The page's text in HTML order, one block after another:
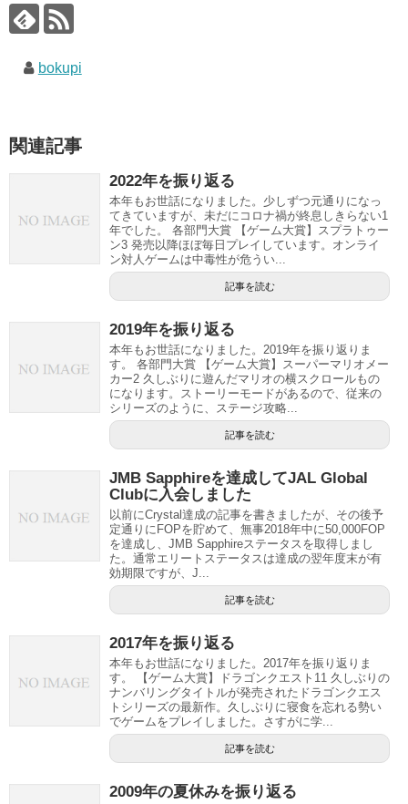
bokupi
関連記事
2022年を振り返る
本年もお世話になりました。少しずつ元通りになっ
てきていますが、未だにコロナ禍が終息しきらない1
年でした。 各部門大賞 【ゲーム大賞】スプラトゥー
ン3 発売以降ほぼ毎日プレイしています。オンライ
ン対人ゲームは中毒性が危うい...
記事を読む
2019年を振り返る
本年もお世話になりました。2019年を振り返りま
す。 各部門大賞 【ゲーム大賞】スーパーマリオメー
カー2 久しぶりに遊んだマリオの横スクロールもの
になります。ストーリーモードがあるので、従来の
シリーズのように、ステージ攻略...
記事を読む
JMB Sapphireを達成してJAL Global
Clubに入会しました
以前にCrystal達成の記事を書きましたが、その後予
定通りにFOPを貯めて、無事2018年中に50,000FOP
を達成し、JMB Sapphireステータスを取得しまし
た。通常エリートステータスは達成の翌年度末が有
効期限ですが、J...
記事を読む
2017年を振り返る
本年もお世話になりました。2017年を振り返りま
す。 【ゲーム大賞】ドラゴンクエスト11 久しぶりの
ナンバリングタイトルが発売されたドラゴンクエス
トシリーズの最新作。久しぶりに寝食を忘れる勢い
でゲームをプレイしました。さすがに学...
記事を読む
2009年の夏休みを振り返る